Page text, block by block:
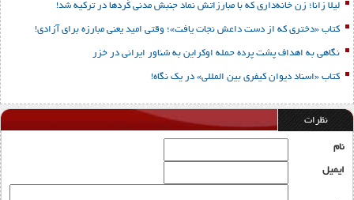
لیلا زانا؛ زن خانه‌داری که با مبارزاتش نماد جنبش مدنی کُردها در ترکیه شد!
کتاب «دختری که از دست داعش نجات یافت»؛ وقتی امید یعنی مبارزه برای آزادی!
نگاهی به اهداف پشت پرده حمله اوکراین به شناور ایرانی در خزر
کتاب «اسناد دیوان کیفری بین المللی» در یک نگاه!
نظرات
نام
ایمیل